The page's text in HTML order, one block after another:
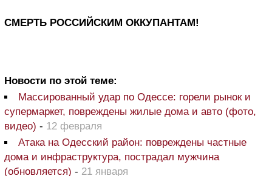
СМЕРТЬ РОССИЙСКИМ ОККУПАНТАМ!
Новости по этой теме:
Массированный удар по Одессе: горели рынок и
супермаркет, повреждены жилые дома и авто (фото,
видео) - 12 февраля
Атака на Одесский район: повреждены частные
дома и инфраструктура, пострадал мужчина
(обновляется) - 21 января